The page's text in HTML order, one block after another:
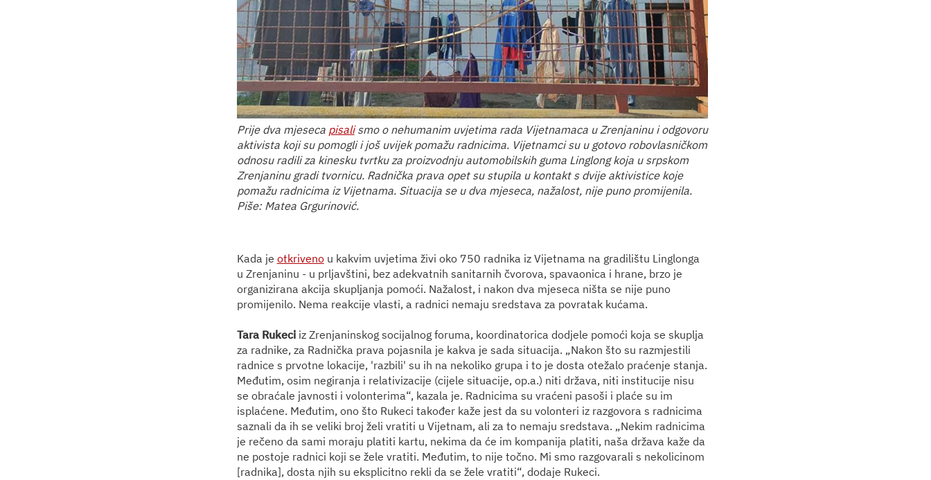
Prije dva mjeseca pisalismo o nehumanim uvjetima rada Vijetnamaca u Zrenjaninu i odgovoru
aktivista koji su pomogli i još uvijek pomažu radnicima. Vijetnamci su u gotovo robovlasničkom
odnosu radili za kinesku tvrtku za proizvodnju automobilskih guma Linglong koja u srpskom
Zrenjaninu gradi tvornicu. Radnička prava opet su stupila u kontakt s dvije aktivistice koje
pomažu radnicima iz Vijetnama. Situacija se u dva mjeseca, nažalost, nije puno promijenila.
Piše: Matea Grgurinović.
Kada je otkrivenou kakvim uvjetima živi oko 750 radnika iz Vijetnama na gradilištu Linglonga
u Zrenjaninu - u prljavštini, bez adekvatnih sanitarnih čvorova, spavaonica i hrane, brzo je
organizirana akcija skupljanja pomoći. Nažalost, i nakon dva mjeseca ništa se nije puno
promijenilo. Nema reakcije vlasti, a radnici nemaju sredstava za povratak kućama.
Tara Rukeciiz Zrenjaninskog socijalnog foruma, koordinatorica dodjele pomoći koja se skuplja
za radnike, za Radnička prava pojasnila je kakva je sada situacija. „Nakon što su razmjestili
radnice s prvotne lokacije, 'razbili' su ih na nekoliko grupa i to je dosta otežalo praćenje stanja.
Međutim, osim negiranja i relativizacije (cijele situacije, op.a.) niti država, niti institucije nisu
se obraćale javnosti i volonterima“, kazala je. Radnicima su vraćeni pasoši i plaće su im
isplaćene. Međutim, ono što Rukeci također kaže jest da su volonteri iz razgovora s radnicima
saznali da ih se veliki broj želi vratiti u Vijetnam, ali za to nemaju sredstava. „Nekim radnicima
je rečeno da sami moraju platiti kartu, nekima da će im kompanija platiti, naša država kaže da
ne postoje radnici koji se žele vratiti. Međutim, to nije točno. Mi smo razgovarali s nekolicinom
[radnika], dosta njih su eksplicitno rekli da se žele vratiti“, dodaje Rukeci.